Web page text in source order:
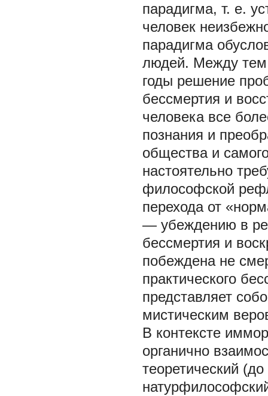
парадигма, т. е.
человек
парадигма
людей. Между
годы решение
бессмертия и
человека все
познания и
общества и
настоятельно
философской
перехода от
— убеждению в
бессмертия и
побеждена не
практического
представляет
мистическим
В контексте
органично
теоретический